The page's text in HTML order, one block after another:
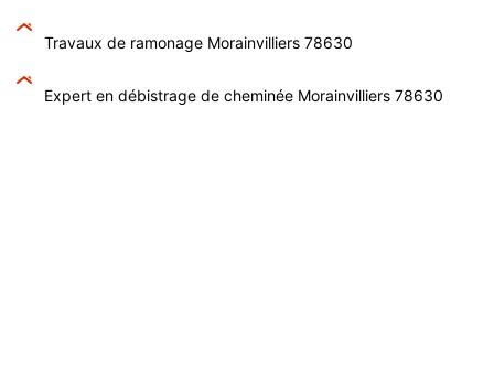
Travaux de ramonage Morainvilliers 78630
Expert en débistrage de cheminée Morainvilliers 78630